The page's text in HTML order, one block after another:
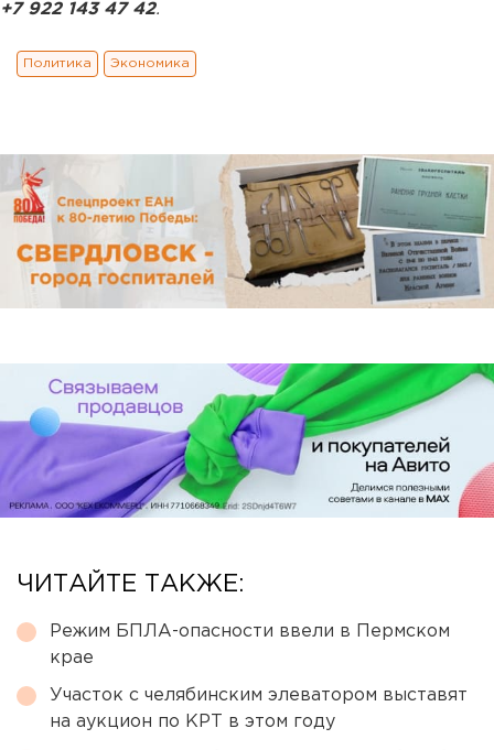
+7 922 143 47 42.
Политика Экономика
ЧИТАЙТЕ ТАКЖЕ:
Режим БПЛА-опасности ввели в Пермском
крае
Участок с челябинским элеватором выставят
на аукцион по КРТ в этом году